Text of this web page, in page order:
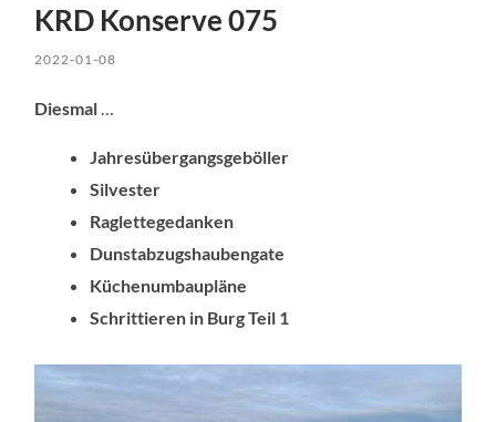
KRD Konserve 075
2022-01-08
Diesmal…
Jahresübergangsgeböller
Silvester
Raglettegedanken
Dunstabzugshaubengate
Küchenumbaupläne
Schrittieren in Burg Teil 1